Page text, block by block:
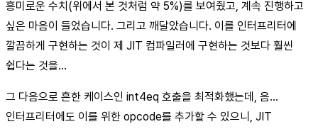
흥미로운 수치(위에서 본 것처럼 약 5%)를 보여줬고, 계속 진행하고
싶은 마음이 들었습니다. 그리고 깨달았습니다. 이를 인터프리터에
깔끔하게 구현하는 것이 제 JIT 컴파일러에 구현하는 것보다 훨씬
쉽다는 것을…
그 다음으로 흔한 케이스인 int4eq 호출을 최적화했는데, 음…
인터프리터에도 이를 위한 opcode를 추가할 수 있으니, JIT